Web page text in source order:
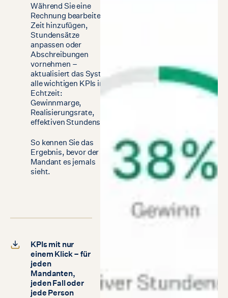
Während Sie eine
Rechnung bearbeiten –
Zeit hinzufügen,
Stundensätze
anpassen oder
Abschreibungen
vornehmen –
aktualisiert das System
alle wichtigen KPIs in
Echtzeit:
Gewinnmarge,
Realisierungsrate,
effektiven Stundensatz.
So kennen Sie das
Ergebnis, bevor der
Mandant es jemals
sieht.
KPIs mit nur
einem Klick – für
jeden
Mandanten,
jeden Fall oder
jede Person